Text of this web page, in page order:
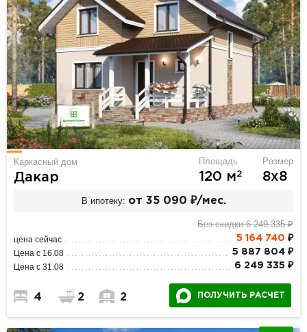
Каркасный дом
Дакар
Площадь
120 м2
Размер
8х8
В ипотеку: от 35 090 ₽/мес.
Без скидки 6 249 335 ₽
цена сейчас 5 164 740 ₽
Цена с 16.08 5 887 804 ₽
Цена с 31.08 6 249 335 ₽
4 2 2 ПОЛУЧИТЬ РАСЧЕТ